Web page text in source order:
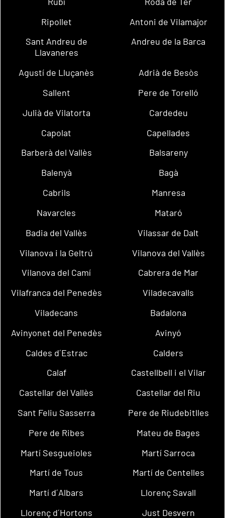
Ripollet
Antoni de Vilamajor
Sant Andreu de
Llavaneres
Andreu de la Barca
Agustí de Lluçanès
Adrià de Besòs
Sallent
Pere de Torelló
Julià de Vilatorta
Cardedeu
Capolat
Capellades
Barberà del Vallès
Balsareny
Balenyà
Bagà
Cabrils
Manresa
Navarcles
Mataró
Badia del Vallès
Vilassar de Dalt
Vilanova i la Geltrú
Vilanova del Vallès
Vilanova del Camí
Cabrera de Mar
Vilafranca del Penedès
Viladecavalls
Viladecans
Badalona
Avinyonet del Penedès
Avinyó
Caldes d´Estrac
Calders
Calaf
Castellbell i el Vilar
Castellar del Vallès
Castellar del Riu
Sant Feliu Sasserra
Pere de Riudebitlles
Pere de Ribes
Mateu de Bages
Martí Sesgueioles
Martí Sarroca
Martí de Tous
Martí de Centelles
Martí d´Albars
Llorenç Savall
Llorenç d´Hortons
Just Desvern